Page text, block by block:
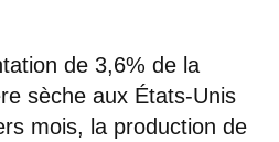
de 3,6% de la
sèche aux États-Unis
mois, la production de